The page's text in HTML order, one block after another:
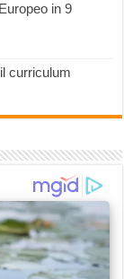
in 9
curriculum